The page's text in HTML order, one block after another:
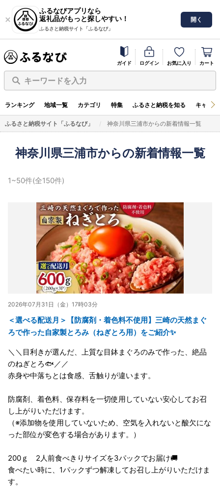
ふるなびアプリなら
返礼品がもっと探しやすい！
ふるさと納税サイト「ふるなび」
開く
ガイド ログイン お気に入り カート
キーワードを入力
ランキング 地域一覧 カテゴリ 特集 ふるさと納税を知る キャン
ふるさと納税サイト「ふるなび」 神奈川県三浦市からの新着情報一覧
神奈川県三浦市からの新着情報一覧
1~50件(全150件)
2026年07月31日（金）17時03分
＜選べる配送月＞【防腐剤・着色料不使用】三崎の天然まぐ
ろで作った自家製とろみ（ねぎとろ用）をご紹介✨
＼＼目利きが選んだ、上質な目鉢まぐろのみで作った、絶品
のねぎとろ🐟／／
赤身や中落ちとは食感、舌触りが違います。
防腐剤、着色料、保存料を一切使用していない安心してお召
し上がりいただけます。
（※添加物を使用していないため、空気を入れないと酸欠にな
った部位が変色する場合があります。）
200ｇ 2人前食べきりサイズを3パックでお届け🚚
食べたい時に、1パックずつ解凍してお召し上がりいただけま
す。